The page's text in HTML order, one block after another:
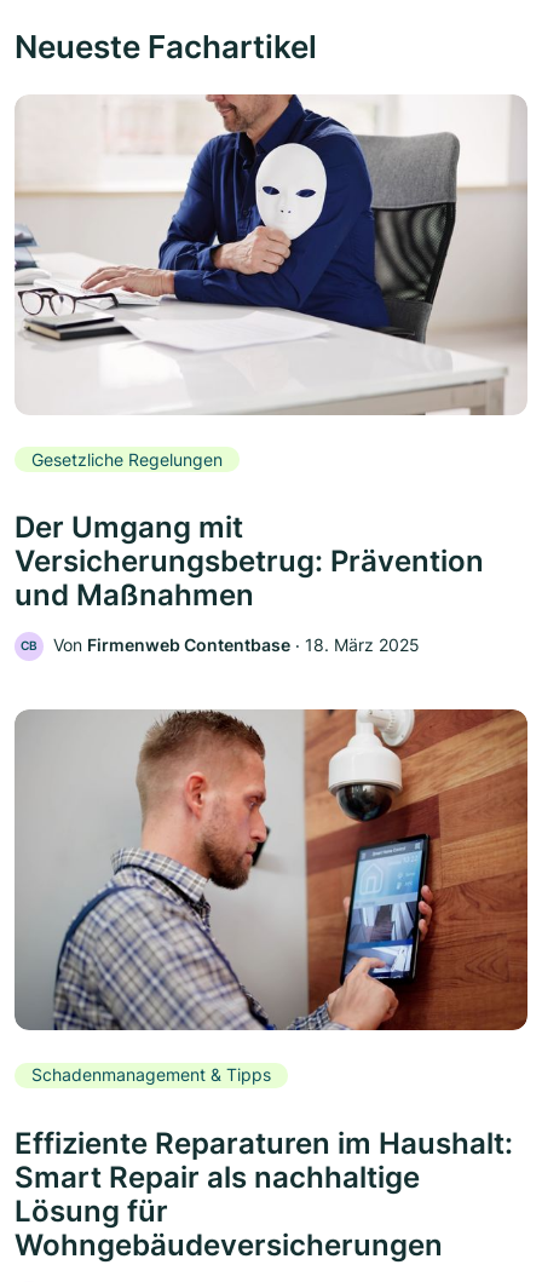
Neueste Fachartikel
Gesetzliche Regelungen
Der Umgang mit
Versicherungsbetrug: Prävention
und Maßnahmen
CB Von Firmenweb Contentbase ‧ 18. März 2025
Schadenmanagement & Tipps
Effiziente Reparaturen im Haushalt:
Smart Repair als nachhaltige
Lösung für
Wohngebäudeversicherungen